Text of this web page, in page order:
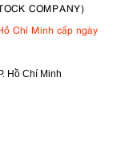
COMPANY)
Chí Minh cấp ngày
Hồ Chí Minh